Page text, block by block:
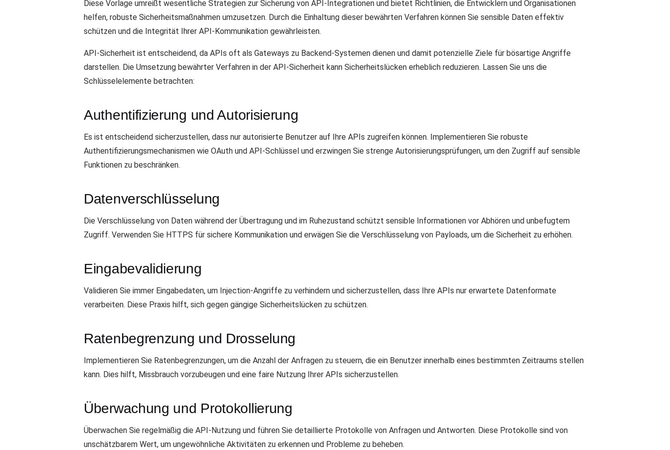
Diese Vorlage umreißt wesentliche Strategien zur Sicherung von API-Integrationen und bietet Richtlinien, die Entwicklern und Organisationen
helfen, robuste Sicherheitsmaßnahmen umzusetzen. Durch die Einhaltung dieser bewährten Verfahren können Sie sensible Daten effektiv
schützen und die Integrität Ihrer API-Kommunikation gewährleisten.
API-Sicherheit ist entscheidend, da APIs oft als Gateways zu Backend-Systemen dienen und damit potenzielle Ziele für bösartige Angriffe
darstellen. Die Umsetzung bewährter Verfahren in der API-Sicherheit kann Sicherheitslücken erheblich reduzieren. Lassen Sie uns die
Schlüsselelemente betrachten:
Authentifizierung und Autorisierung
Es ist entscheidend sicherzustellen, dass nur autorisierte Benutzer auf Ihre APIs zugreifen können. Implementieren Sie robuste
Authentifizierungsmechanismen wie OAuth und API-Schlüssel und erzwingen Sie strenge Autorisierungsprüfungen, um den Zugriff auf sensible
Funktionen zu beschränken.
Datenverschlüsselung
Die Verschlüsselung von Daten während der Übertragung und im Ruhezustand schützt sensible Informationen vor Abhören und unbefugtem
Zugriff. Verwenden Sie HTTPS für sichere Kommunikation und erwägen Sie die Verschlüsselung von Payloads, um die Sicherheit zu erhöhen.
Eingabevalidierung
Validieren Sie immer Eingabedaten, um Injection-Angriffe zu verhindern und sicherzustellen, dass Ihre APIs nur erwartete Datenformate
verarbeiten. Diese Praxis hilft, sich gegen gängige Sicherheitslücken zu schützen.
Ratenbegrenzung und Drosselung
Implementieren Sie Ratenbegrenzungen, um die Anzahl der Anfragen zu steuern, die ein Benutzer innerhalb eines bestimmten Zeitraums stellen
kann. Dies hilft, Missbrauch vorzubeugen und eine faire Nutzung Ihrer APIs sicherzustellen.
Überwachung und Protokollierung
Überwachen Sie regelmäßig die API-Nutzung und führen Sie detaillierte Protokolle von Anfragen und Antworten. Diese Protokolle sind von
unschätzbarem Wert, um ungewöhnliche Aktivitäten zu erkennen und Probleme zu beheben.